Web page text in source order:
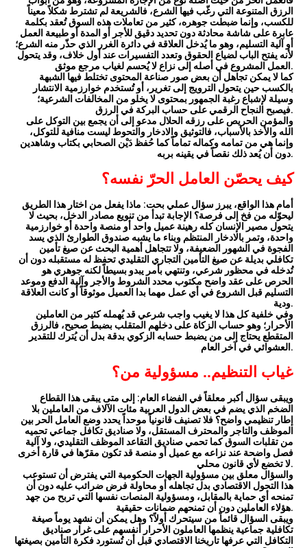
الرزق المتنوعة التي رغّب فيها الشرع، فالشريعة لم تشترط شكلاً معيناً
للكسب، وإنما ضبطت جوهره، كثير من تعاملات هذه السوق تُعقد بكلمة
عابرة على شاشة محادثة دون تحديد دقيق للأجر أو المدة أو طبيعة العمل
أو آلية التسليم، وهو ما يُدخل العلاقة في دائرة الغرر الذي حذّر منه الشرع؛
لأنه يفتح الباب لضياع الحقوق وتعدد التفسيرات عند أول خلاف، وقد يتحول
العمل المشروع في أصله إلى نزاع لا يُحسم لغياب مرجع موثق.
كما لا يمكن تجاهل أن بعض صور صناعة المحتوى تختلط فيها الشبهة
بالكسب حين يتحول الترويج إلى تغرير، أو تُستخدم خوارزمية الانتشار
وسيلة لإشباع رغبة الجمهور بمحتوى لا يخلو من المخالفات الشرعية؛
فيصبح النجاح الرقمي على حساب البركة في الرزق.
والمؤمن الحريص على رزقه الحلال مدعو إلى أن يجمع بين التوكل على
الله والأخذ بالأسباب، فالتوثيق والادخار والتحوط ليست منافية للتوكل،
وإنما هي من تمامه وكماله تماماً كما حُفظ دَيْن الصحابي بكتاب وشاهدين
دون أن يُعد ذلك نقصاً في يقينه بربه.
كيف يحصّن العامل الحرّ نفسه؟
أمام هذا الواقع، يبرز سؤال عملي بحت: ماذا يفعل من اختار هذا الطريق
ليحوّله من فخ إلى فرصة؟ الإجابة تبدأ من تنويع مصادر الدخل، بحيث لا
يتحول مصير الإنسان كله رهينة عميل واحد أو منصة واحدة أو خوارزمية
واحدة، وتمر بالادخار المنتظم وبناء ما يشبه صندوق الطوارئ الذي يسد
الفجوة في الشهور الضعيفة، ولا تتجاهل أهمية البحث عن صيغ تأمين
تكافلي بديلة عن صيغ التأمين التجاري التقليدي تحفظ له مستقبله دون أن
تُدخله في محظور شرعي، وتنتهي بأمر يبدو بسيطاً لكنه جوهري هو
الحرص على عقد واضح مكتوب محدد الشروط والأجر وآلية الدفع وموعد
التسليم قبل الشروع في أي عمل مهما بدا العميل موثوقاً أو كانت العلاقة
ودية.
وفي خلفية كل هذا لا يغيب واجب شرعي قد يُهمله كثير من العاملين
الأحرار؛ وهو حساب الزكاة على دخلهم المتقلب بضبط صحيح، فالرزق
المتقطع يحتاج إلى من يضبط حسابه الزكوي بدقة بدل أن يُترك للتقدير
العشوائي في آخر العام.
غياب التنظيم.. مسؤولية من؟
ويبقى سؤال أكبر معلقاً في الفضاء العام: إلى متى يبقى هذا القطاع
الضخم الذي يضم في بعض الدول العربية مئات الآلاف من العاملين بلا
إطار تنظيمي واضح؟ فلا تصنيف قانونياً موحداً يحدد وضع العامل الحر بين
الموظف والتاجر والمحترف المستقل، ولا صناديق تكافل جماعي تحميه
من تقلبات السوق كما تحمي صناديق التقاعد الموظف التقليدي، ولا آلية
فصل واضحة عند نزاعه مع عميل أو منصة قد تكون مقرّها في قارة أخرى
لا تخضع لأي قانون محلي.
والسؤال معلق بين مسؤولية الجهات الحكومية التي يفترض أن تستوعب
هذا التحول الاقتصادي بدل تجاهله أو محاولة فرض ضرائب عليه دون أن
تمنحه أي حماية بالمقابل، ومسؤولية المنصات نفسها التي تربح من جهد
هؤلاء العاملين دون أن تمنحهم ضمانات حقيقية.
ويبقى السؤال قائماً من سيتحرك أولاً؟ وهل يمكن أن نشهد يوماً صيغة
تكافلية جماعية ينظمها العاملون الأحرار أنفسهم على غرار صناديق
التكافل التي عرفها تاريخنا الاقتصادي قبل أن تُستورد فكرة التأمين بصيغتها